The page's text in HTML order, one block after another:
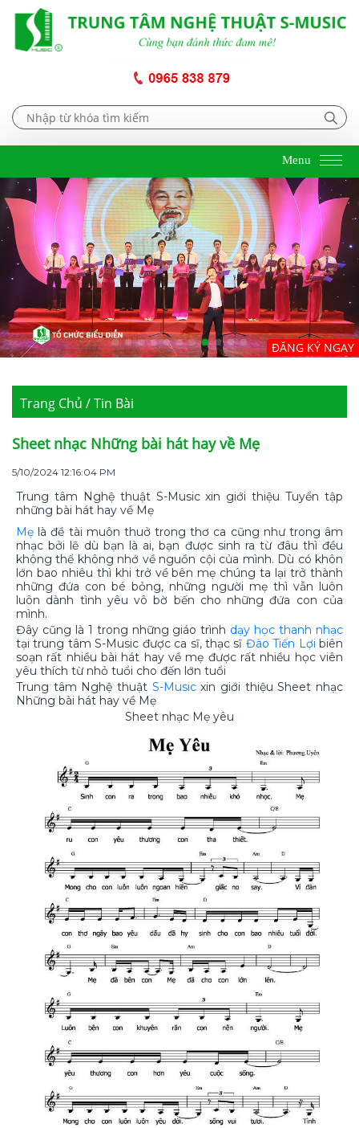
Menu
ĐĂNG KÝ NGAY
Trang Chủ / Tin Bài
Sheet nhạc Những bài hát hay về Mẹ
5/10/2024 12:16:04 PM
Trung tâm Nghệ thuật S-Music xin giới thiệu Tuyển tập
những bài hát hay về Mẹ
Mẹ là đề tài muôn thuở trong thơ ca cũng như trong âm
nhạc bởi lẽ dù bạn là ai, bạn được sinh ra từ đâu thì đều
không thể không nhớ về nguồn cội của mình. Dù có khôn
lớn bao nhiêu thì khi trở về bên mẹ chúng ta lại trở thành
những đứa con bé bỏng, những người mẹ thì vẫn luôn
luôn dành tình yêu vô bờ bến cho những đứa con của
mình.
Đây cũng là 1 trong những giáo trình dạy học thanh nhạc
tại trung tâm S-Music được ca sĩ, thạc sĩ Đào Tiến Lợi biên
soạn rất nhiều bài hát hay về mẹ được rất nhiều học viên
yêu thích từ nhỏ tuổi cho đến lớn tuổi
Trung tâm Nghệ thuật S-Musicxin giới thiệu Sheet nhạc
Những bài hát hay về Mẹ
Sheet nhạc Mẹ yêu